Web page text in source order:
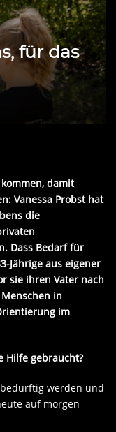
für das
damit
Vanessa Probst hat
die
Dass Bedarf für
Jährige aus eigener
sie ihren Vater nach
in
im
Hilfe gebraucht?
werden und
auf morgen